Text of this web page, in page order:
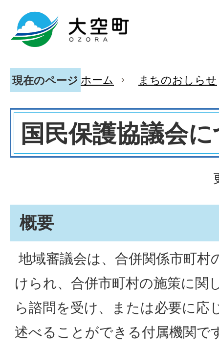
現在のページ ホーム まちのおしらせ
国民保護協議会
概要
地域審議会は、合併関係市町村
けられ、合併市町村の施策に関
ら諮問を受け、または必要に応
述べることができる付属機関で